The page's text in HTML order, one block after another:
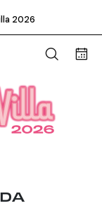
2026
Abrir